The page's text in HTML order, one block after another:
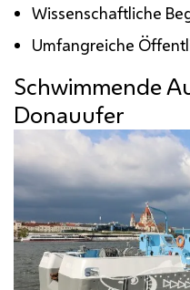
Wissenschaftliche
Umfangreiche
Schwimmende
Donauufer